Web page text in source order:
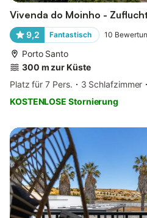
Vivenda do Moinho -
9,2 Fantastisch 10
Porto Santo
300 m zur Küste
Platz für 7 Pers.
3 Schlafzimmer
KOSTENLOSE Stornierung